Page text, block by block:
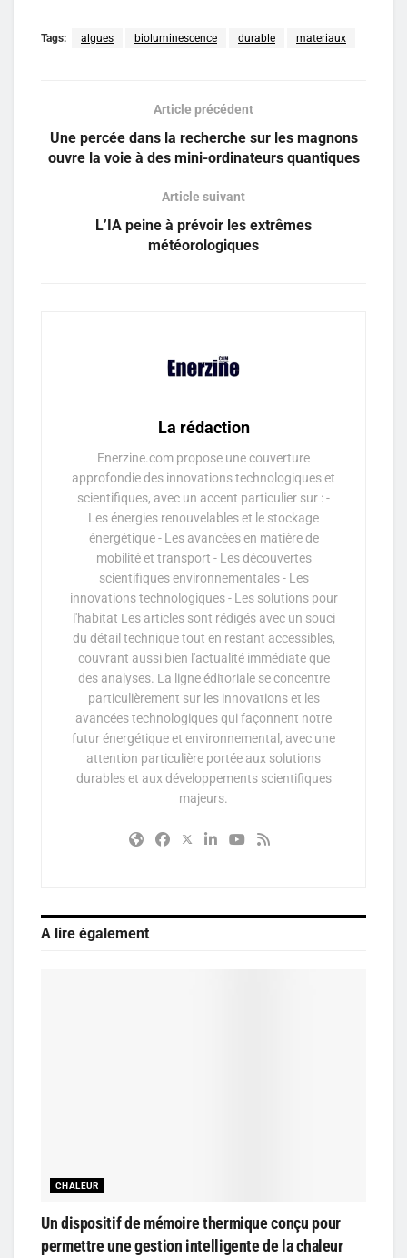
Tags: algues bioluminescence durable materiaux
Article précédent
Une percée dans la recherche sur les magnons
ouvre la voie à des mini-ordinateurs quantiques
Article suivant
L’IA peine à prévoir les extrêmes
météorologiques
La rédaction
Enerzine.com propose une couverture
approfondie des innovations technologiques et
scientifiques, avec un accent particulier sur : -
Les énergies renouvelables et le stockage
énergétique - Les avancées en matière de
mobilité et transport - Les découvertes
scientifiques environnementales - Les
innovations technologiques - Les solutions pour
l'habitat Les articles sont rédigés avec un souci
du détail technique tout en restant accessibles,
couvrant aussi bien l'actualité immédiate que
des analyses. La ligne éditoriale se concentre
particulièrement sur les innovations et les
avancées technologiques qui façonnent notre
futur énergétique et environnemental, avec une
attention particulière portée aux solutions
durables et aux développements scientifiques
majeurs.
A lire également
CHALEUR
Un dispositif de mémoire thermique conçu pour
permettre une gestion intelligente de la chaleur